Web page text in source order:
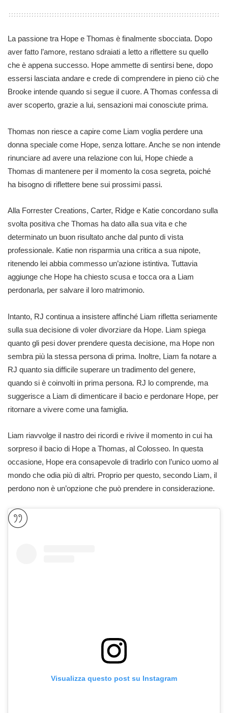
La passione tra Hope e Thomas è finalmente sbocciata. Dopo
aver fatto l’amore, restano sdraiati a letto a riflettere su quello
che è appena successo. Hope ammette di sentirsi bene, dopo
essersi lasciata andare e crede di comprendere in pieno ciò che
Brooke intende quando si segue il cuore. A Thomas confessa di
aver scoperto, grazie a lui, sensazioni mai conosciute prima.
Thomas non riesce a capire come Liam voglia perdere una
donna speciale come Hope, senza lottare. Anche se non intende
rinunciare ad avere una relazione con lui, Hope chiede a
Thomas di mantenere per il momento la cosa segreta, poiché
ha bisogno di riflettere bene sui prossimi passi.
Alla Forrester Creations, Carter, Ridge e Katie concordano sulla
svolta positiva che Thomas ha dato alla sua vita e che
determinato un buon risultato anche dal punto di vista
professionale. Katie non risparmia una critica a sua nipote,
ritenendo lei abbia commesso un’azione istintiva. Tuttavia
aggiunge che Hope ha chiesto scusa e tocca ora a Liam
perdonarla, per salvare il loro matrimonio.
Intanto, RJ continua a insistere affinché Liam rifletta seriamente
sulla sua decisione di voler divorziare da Hope. Liam spiega
quanto gli pesi dover prendere questa decisione, ma Hope non
sembra più la stessa persona di prima. Inoltre, Liam fa notare a
RJ quanto sia difficile superare un tradimento del genere,
quando si è coinvolti in prima persona. RJ lo comprende, ma
suggerisce a Liam di dimenticare il bacio e perdonare Hope, per
ritornare a vivere come una famiglia.
Liam riavvolge il nastro dei ricordi e rivive il momento in cui ha
sorpreso il bacio di Hope a Thomas, al Colosseo. In questa
occasione, Hope era consapevole di tradirlo con l’unico uomo al
mondo che odia più di altri. Proprio per questo, secondo Liam, il
perdono non è un’opzione che può prendere in considerazione.
Visualizza questo post su Instagram